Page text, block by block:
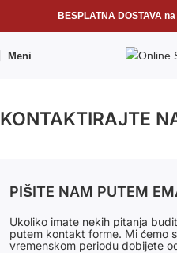
BESPLATNA DOSTAVA
Meni
KONTAKTIRAJTE
PIŠITE NAM PUTEM
Ukoliko imate nekih pitanja
putem kontakt forme. Mi ćemo
vremenskom periodu dobijete